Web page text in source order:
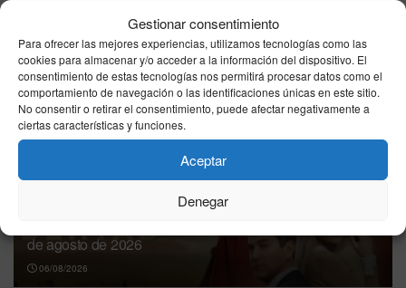
Gestionar consentimiento
Para ofrecer las mejores experiencias, utilizamos tecnologías como las
cookies para almacenar y/o acceder a la información del dispositivo. El
consentimiento de estas tecnologías nos permitirá procesar datos como el
comportamiento de navegación o las identificaciones únicas en este sitio.
No consentir o retirar el consentimiento, puede afectar negativamente a
ciertas características y funciones.
Aceptar
Denegar
OtrasNoticias
de agosto de 2026
06/08/2026